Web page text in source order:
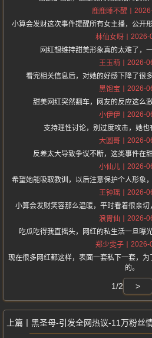
鹿鹿睡不醒
小算会发财这次事件提醒所有女主播，公开
林仙女呀
2026-
网红想维持甜美形象真的太难了，
王玉萌
2026-
看完相关信息后，对她的好感下降了很
黑饱宝
2026-
甜美网红突然翻车，网友的反应这么
小伊伊
2026-
支持理性讨论，别过度攻击，她也
大圆哥
2026-
反差太大导致争议不断，这类事件在
小仙儿
2026-
希望她能吸取教训，以后注意保护个人形象
王钟瑶
2026-
小算会发财笑容那么温暖，平时看着很亲切
浪胃仙
2026-
吃瓜吃得我直摇头，网红的私生活一旦曝
郑少雯子
2026-
现在很多网红都这样，表面一套私下一套，
的。
1/2 >
黑圣母-引发全网热议-11万粉丝情趣束